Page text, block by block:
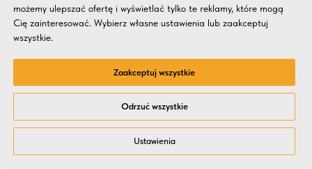
możemy ulepszać ofertę i wyświetlać tylko te reklamy, które mogą
Cię zainteresować. Wybierz własne ustawienia lub zaakceptuj
wszystkie.
Zaakceptuj wszystkie
Odrzuć wszystkie
Ustawienia